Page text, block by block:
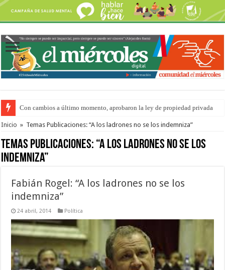
Con cambios a último momento, aprobaron la ley de propiedad privada
Del viernes 7 al domingo 9 de agosto: la agenda ¿A dónde ir? para este
Inicio » Temas Publicaciones: “A los ladrones no se los indemniza”
Temas Publicaciones: “A los ladrones no se los
indemniza”
Fabián Rogel: “A los ladrones no se los
indemniza”
24 abril, 2014 Política